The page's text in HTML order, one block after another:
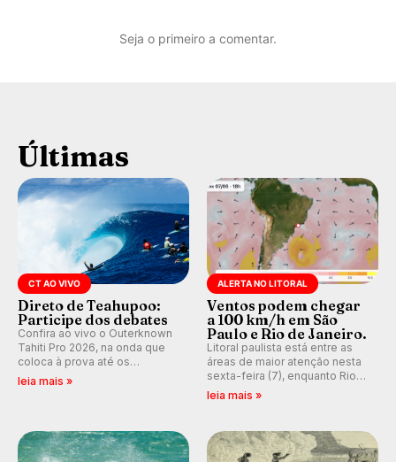
Seja o primeiro a comentar.
Últimas
CT AO VIVO
Direto de Teahupoo:
Participe dos debates
Confira ao vivo o Outerknown
Tahiti Pro 2026, na onda que
coloca à prova até os
melhores surfistas do mundo.
E participe dos debates em
leia mais »
ALERTA NO LITORAL
Ventos podem chegar
a 100 km/h em São
Paulo e Rio de Janeiro.
Litoral paulista está entre as
áreas de maior atenção nesta
sexta-feira (7), enquanto Rio
de Janeiro também recebe
alerta para ventos fortes.
km/h em Itanhaém.
leia mais »